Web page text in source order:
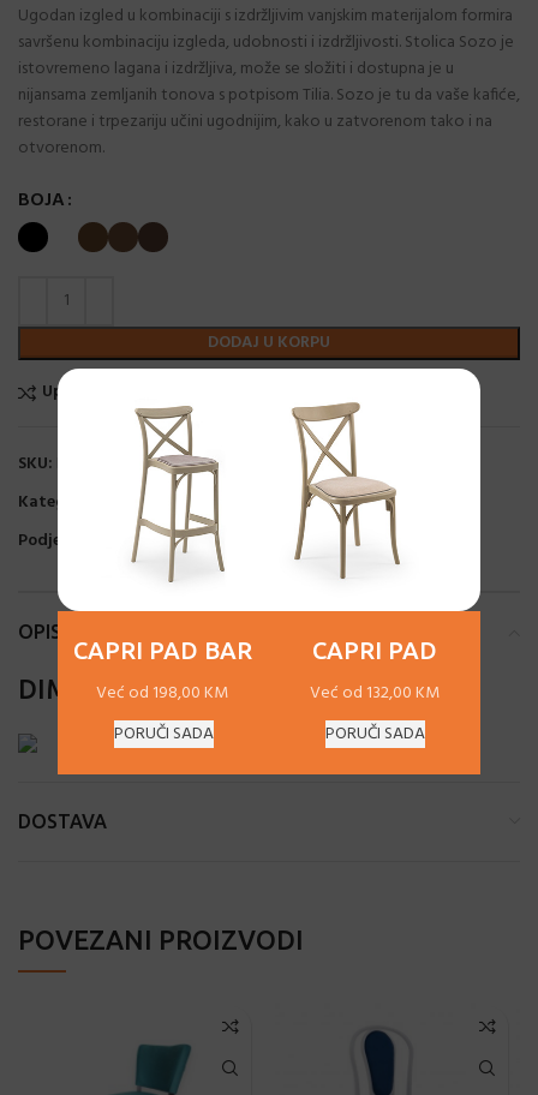
CAPRI PAD BAR
Već od 198,00 KM
CAPRI PAD
Već od 132,00 KM
PORUČI SADA
PORUČI SADA
Ugodan izgled u kombinaciji s izdržljivim vanjskim materijalom formira
savršenu kombinaciju izgleda, udobnosti i izdržljivosti. Stolica Sozo je
istovremeno lagana i izdržljiva, može se složiti i dostupna je u
nijansama zemljanih tonova s ​​potpisom Tilia. Sozo je tu da vaše kafiće,
restorane i trpezariju učini ugodnijim, kako u zatvorenom tako i na
otvorenom.
BOJA
DODAJ U KORPU
Uporedi
SKU:
Kategorije:
Trpezarijske stolice
Unutarnji (indoor) namještaj
Podjeli:
OPIS
DIMENZIJE
DOSTAVA
POVEZANI PROIZVODI